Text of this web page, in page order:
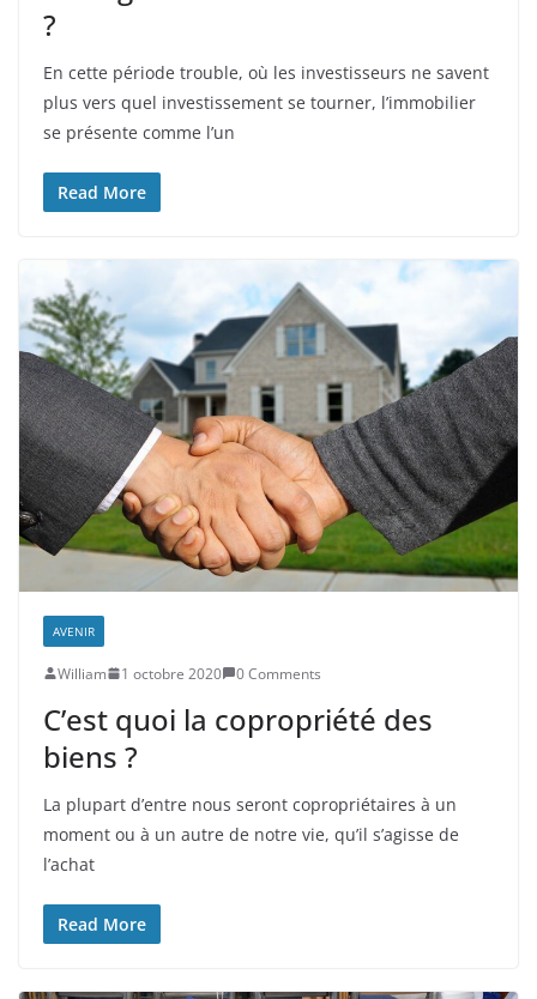
?
En cette période trouble, où les investisseurs ne savent
plus vers quel investissement se tourner, l’immobilier
se présente comme l’un
Read More
AVENIR
William 1 octobre 2020 0 Comments
C’est quoi la copropriété des
biens ?
La plupart d’entre nous seront copropriétaires à un
moment ou à un autre de notre vie, qu’il s’agisse de
l’achat
Read More